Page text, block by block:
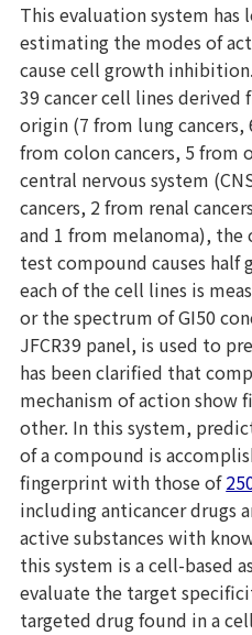
This evaluation system has
estimating the modes of
cause cell growth
39 cancer cell lines derived
origin (7 from lung cancers,
from colon cancers, 5 from
central nervous system
cancers, 2 from renal
and 1 from melanoma),
test compound causes
each of the cell lines is
or the spectrum of GI50
JFCR39 panel, is used to
has been clarified that
mechanism of action show
other. In this system,
of a compound is
fingerprint with those of
including anticancer drugs
active substances with
this system is a cell-based
evaluate the target
targeted drug found in a